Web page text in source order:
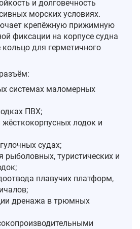
и долговечность
морских условиях.
крепёжную прижимную
фиксации на корпусе судна
кольцо для герметичного
системах маломерных
ПВХ;
жёсткокорпусных лодок и
судах;
рыболовных, туристических и
плавучих платформ,
дренажа в трюмных